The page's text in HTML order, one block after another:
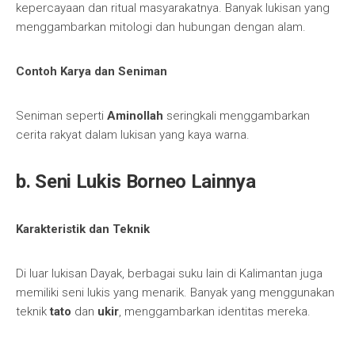
kepercayaan dan ritual masyarakatnya. Banyak lukisan yang
menggambarkan mitologi dan hubungan dengan alam.
Contoh Karya dan Seniman
Seniman seperti Aminollah seringkali menggambarkan
cerita rakyat dalam lukisan yang kaya warna.
b. Seni Lukis Borneo Lainnya
Karakteristik dan Teknik
Di luar lukisan Dayak, berbagai suku lain di Kalimantan juga
memiliki seni lukis yang menarik. Banyak yang menggunakan
tekniktato dan ukir, menggambarkan identitas mereka.